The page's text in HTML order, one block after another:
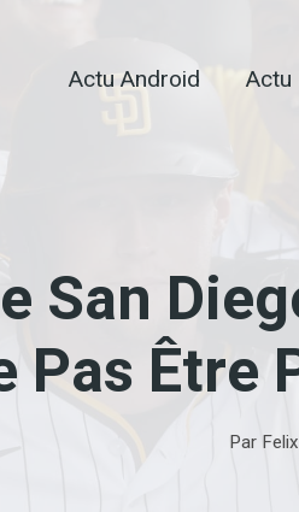
Actu Android Actu
San
Pas Être
Par